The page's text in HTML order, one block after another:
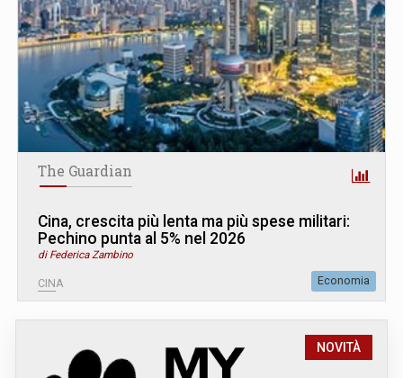
The Guardian
Cina, crescita più lenta ma più spese militari:
Pechino punta al 5% nel 2026
di Federica Zambino
CINA Economia
NOVITÀ